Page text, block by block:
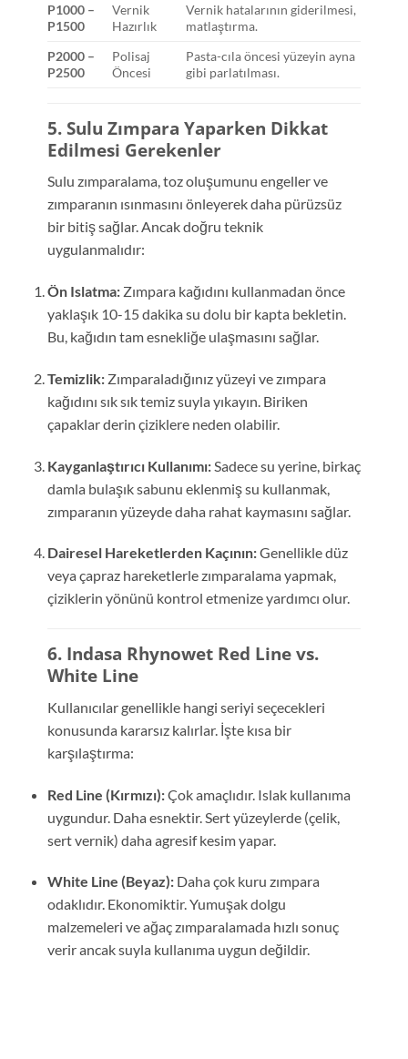
P1000 –
P1500
Vernik
Hazırlık
Vernik hatalarının giderilmesi,
matlaştırma.
P2000 –
P2500
Polisaj
Öncesi
Pasta-cıla öncesi yüzeyin ayna
gibi parlatılması.
5. Sulu Zımpara Yaparken Dikkat
Edilmesi Gerekenler
Sulu zımparalama, toz oluşumunu engeller ve
zımparanın ısınmasını önleyerek daha pürüzsüz
bir bitiş sağlar. Ancak doğru teknik
uygulanmalıdır:
Ön Islatma:Zımpara kağıdını kullanmadan önce
yaklaşık 10-15 dakika su dolu bir kapta bekletin.
Bu, kağıdın tam esnekliğe ulaşmasını sağlar.
Temizlik:Zımparaladığınız yüzeyi ve zımpara
kağıdını sık sık temiz suyla yıkayın. Biriken
çapaklar derin çiziklere neden olabilir.
Kayganlaştırıcı Kullanımı:Sadece su yerine, birkaç
damla bulaşık sabunu eklenmiş su kullanmak,
zımparanın yüzeyde daha rahat kaymasını sağlar.
Dairesel Hareketlerden Kaçının:Genellikle düz
veya çapraz hareketlerle zımparalama yapmak,
çiziklerin yönünü kontrol etmenize yardımcı olur.
6. Indasa Rhynowet Red Line vs.
White Line
Kullanıcılar genellikle hangi seriyi seçecekleri
konusunda kararsız kalırlar. İşte kısa bir
karşılaştırma:
Red Line (Kırmızı):Çok amaçlıdır. Islak kullanıma
uygundur. Daha esnektir. Sert yüzeylerde (çelik,
sert vernik) daha agresif kesim yapar.
White Line (Beyaz):Daha çok kuru zımpara
odaklıdır. Ekonomiktir. Yumuşak dolgu
malzemeleri ve ağaç zımparalamada hızlı sonuç
verir ancak suyla kullanıma uygun değildir.